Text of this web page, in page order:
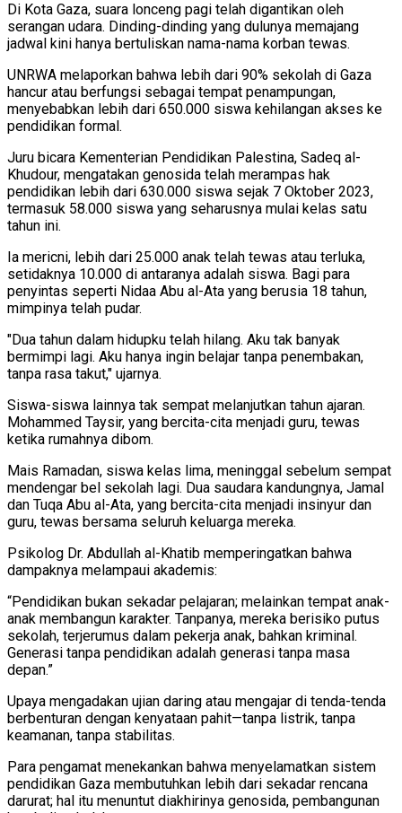
Di Kota Gaza, suara lonceng pagi telah digantikan oleh
serangan udara. Dinding-dinding yang dulunya memajang
jadwal kini hanya bertuliskan nama-nama korban tewas.
UNRWA melaporkan bahwa lebih dari 90% sekolah di Gaza
hancur atau berfungsi sebagai tempat penampungan,
menyebabkan lebih dari 650.000 siswa kehilangan akses ke
pendidikan formal.
Juru bicara Kementerian Pendidikan Palestina, Sadeq al-
Khudour, mengatakan genosida telah merampas hak
pendidikan lebih dari 630.000 siswa sejak 7 Oktober 2023,
termasuk 58.000 siswa yang seharusnya mulai kelas satu
tahun ini.
Ia mericni, lebih dari 25.000 anak telah tewas atau terluka,
setidaknya 10.000 di antaranya adalah siswa. Bagi para
penyintas seperti Nidaa Abu al-Ata yang berusia 18 tahun,
mimpinya telah pudar.
"Dua tahun dalam hidupku telah hilang. Aku tak banyak
bermimpi lagi. Aku hanya ingin belajar tanpa penembakan,
tanpa rasa takut," ujarnya.
Siswa-siswa lainnya tak sempat melanjutkan tahun ajaran.
Mohammed Taysir, yang bercita-cita menjadi guru, tewas
ketika rumahnya dibom.
Mais Ramadan, siswa kelas lima, meninggal sebelum sempat
mendengar bel sekolah lagi. Dua saudara kandungnya, Jamal
dan Tuqa Abu al-Ata, yang bercita-cita menjadi insinyur dan
guru, tewas bersama seluruh keluarga mereka.
Psikolog Dr. Abdullah al-Khatib memperingatkan bahwa
dampaknya melampaui akademis:
“Pendidikan bukan sekadar pelajaran; melainkan tempat anak-
anak membangun karakter. Tanpanya, mereka berisiko putus
sekolah, terjerumus dalam pekerja anak, bahkan kriminal.
Generasi tanpa pendidikan adalah generasi tanpa masa
depan.”
Upaya mengadakan ujian daring atau mengajar di tenda-tenda
berbenturan dengan kenyataan pahit—tanpa listrik, tanpa
keamanan, tanpa stabilitas.
Para pengamat menekankan bahwa menyelamatkan sistem
pendidikan Gaza membutuhkan lebih dari sekadar rencana
darurat; hal itu menuntut diakhirinya genosida, pembangunan